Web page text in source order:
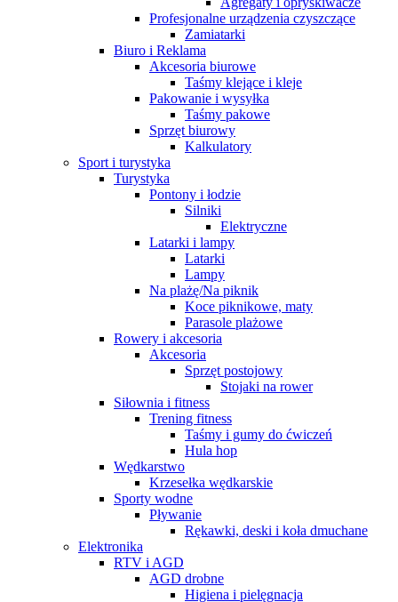
Profesjonalne urządzenia czyszczące
Zamiatarki
Biuro i Reklama
Akcesoria biurowe
Taśmy klejące i kleje
Pakowanie i wysyłka
Taśmy pakowe
Sprzęt biurowy
Kalkulatory
Sport i turystyka
Turystyka
Pontony i łodzie
Silniki
Elektryczne
Latarki i lampy
Latarki
Lampy
Na plażę/Na piknik
Koce piknikowe, maty
Parasole plażowe
Rowery i akcesoria
Akcesoria
Sprzęt postojowy
Stojaki na rower
Siłownia i fitness
Trening fitness
Taśmy i gumy do ćwiczeń
Hula hop
Wędkarstwo
Krzesełka wędkarskie
Sporty wodne
Pływanie
Rękawki, deski i koła dmuchane
Elektronika
RTV i AGD
AGD drobne
Higiena i pielęgnacja